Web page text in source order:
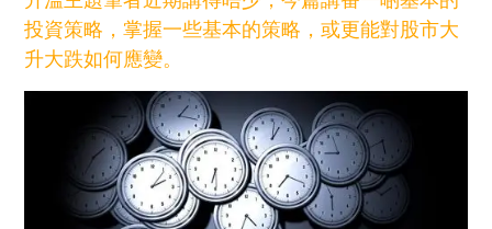
投資策略，掌握一些基本的策略，或更能對股市大
升大跌如何應變。